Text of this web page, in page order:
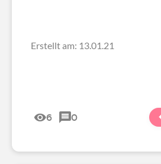
Erstellt am: 13.01.21
6 0